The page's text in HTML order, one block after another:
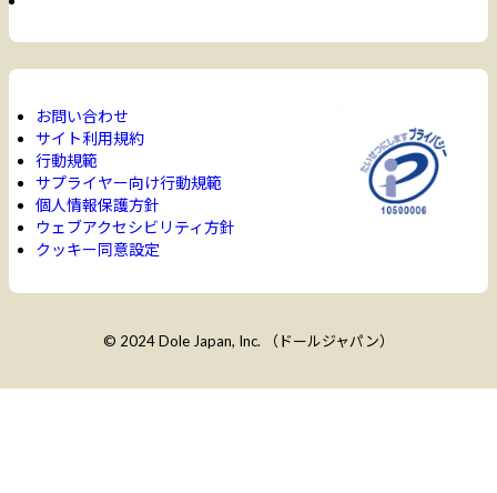
お問い合わせ
サイト利用規約
行動規範
サプライヤー向け行動規範
個人情報保護方針
ウェブアクセシビリティ方針
クッキー同意設定
© 2024 Dole Japan, Inc. （ドールジャパン）